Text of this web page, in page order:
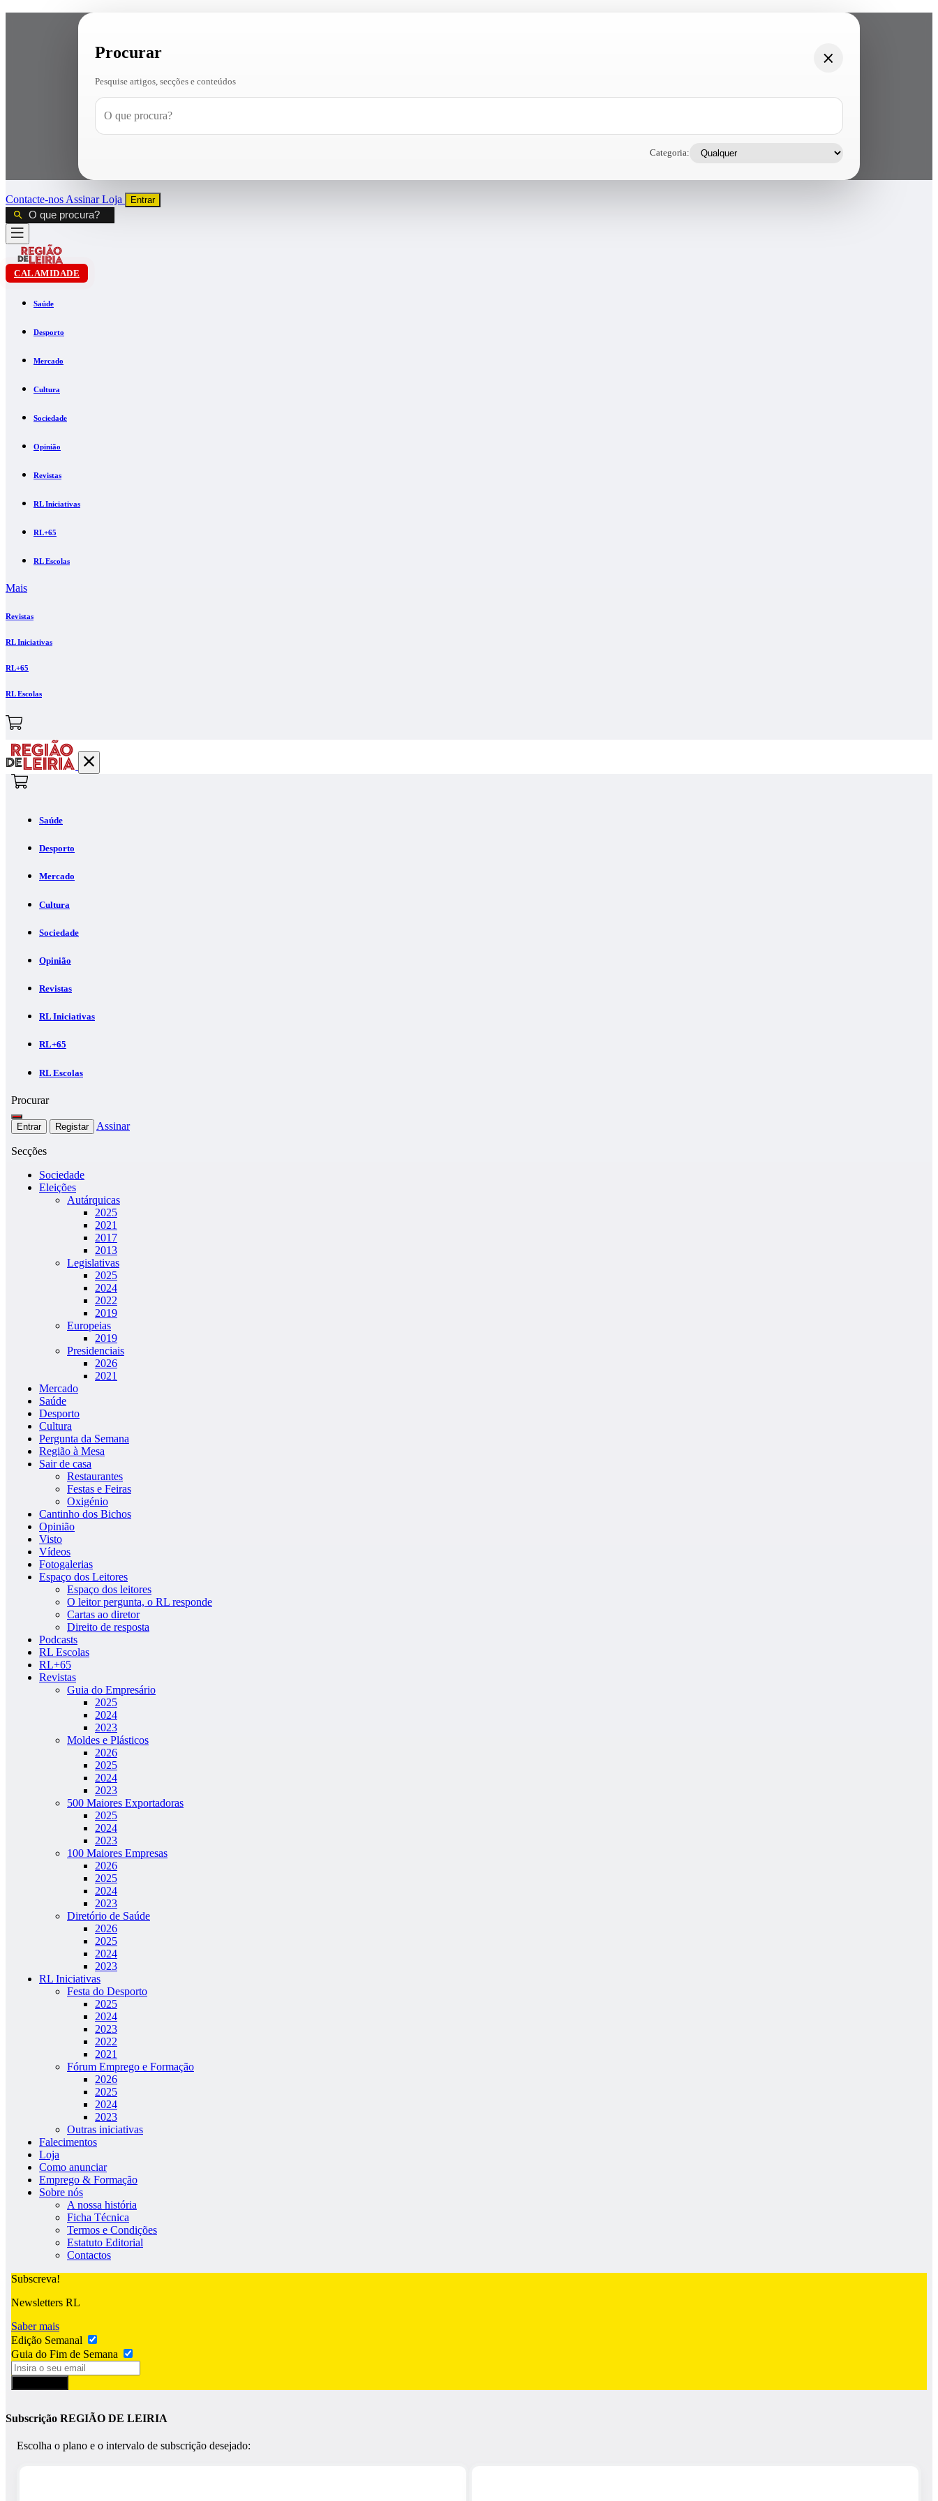
Procurar
Pesquise artigos, secções e conteúdos
Categoria:
Contacte-nos AssinarLoja Entrar
CALAMIDADE
Saúde
Desporto
Mercado
Cultura
Sociedade
Opinião
Revistas
RL Iniciativas
RL+65
RL Escolas
Mais
Revistas
RL Iniciativas
RL+65
RL Escolas
Saúde
Desporto
Mercado
Cultura
Sociedade
Opinião
Revistas
RL Iniciativas
RL+65
RL Escolas
Procurar
Entrar Registar Assinar
Secções
Sociedade
Eleições
Autárquicas
2025
2021
2017
2013
Legislativas
2025
2024
2022
2019
Europeias
2019
Presidenciais
2026
2021
Mercado
Saúde
Desporto
Cultura
Pergunta da Semana
Região à Mesa
Sair de casa
Restaurantes
Festas e Feiras
Oxigénio
Cantinho dos Bichos
Opinião
Visto
Vídeos
Fotogalerias
Espaço dos Leitores
Espaço dos leitores
O leitor pergunta, o RL responde
Cartas ao diretor
Direito de resposta
Podcasts
RL Escolas
RL+65
Revistas
Guia do Empresário
2025
2024
2023
Moldes e Plásticos
2026
2025
2024
2023
500 Maiores Exportadoras
2025
2024
2023
100 Maiores Empresas
2026
2025
2024
2023
Diretório de Saúde
2026
2025
2024
2023
RL Iniciativas
Festa do Desporto
2025
2024
2023
2022
2021
Fórum Emprego e Formação
2026
2025
2024
2023
Outras iniciativas
Falecimentos
Loja
Como anunciar
Emprego & Formação
Sobre nós
A nossa história
Ficha Técnica
Termos e Condições
Estatuto Editorial
Contactos
Subscreva!
Newsletters RL
Saber mais
Edição Semanal
Guia do Fim de Semana
Subscrição REGIÃO DE LEIRIA
Escolha o plano e o intervalo de subscrição desejado: